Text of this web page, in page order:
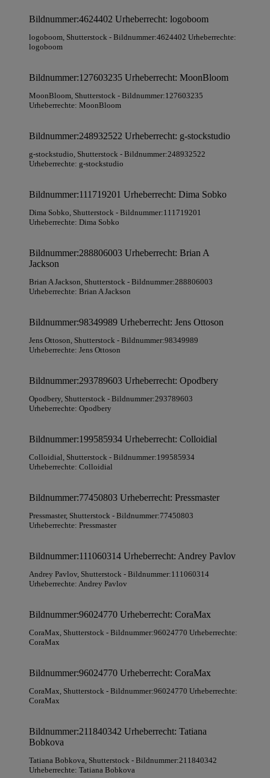
Bildnummer:4624402 Urheberrecht: logoboom
logoboom, Shutterstock - Bildnummer:4624402 Urheberrechte:
logoboom
Bildnummer:127603235 Urheberrecht: MoonBloom
MoonBloom, Shutterstock - Bildnummer:127603235
Urheberrechte: MoonBloom
Bildnummer:248932522 Urheberrecht: g-stockstudio
g-stockstudio, Shutterstock - Bildnummer:248932522
Urheberrechte: g-stockstudio
Bildnummer:111719201 Urheberrecht: Dima Sobko
Dima Sobko, Shutterstock - Bildnummer:111719201
Urheberrechte: Dima Sobko
Bildnummer:288806003 Urheberrecht: Brian A
Jackson
Brian A Jackson, Shutterstock - Bildnummer:288806003
Urheberrechte: Brian A Jackson
Bildnummer:98349989 Urheberrecht: Jens Ottoson
Jens Ottoson, Shutterstock - Bildnummer:98349989
Urheberrechte: Jens Ottoson
Bildnummer:293789603 Urheberrecht: Opodbery
Opodbery, Shutterstock - Bildnummer:293789603
Urheberrechte: Opodbery
Bildnummer:199585934 Urheberrecht: Colloidial
Colloidial, Shutterstock - Bildnummer:199585934
Urheberrechte: Colloidial
Bildnummer:77450803 Urheberrecht: Pressmaster
Pressmaster, Shutterstock - Bildnummer:77450803
Urheberrechte: Pressmaster
Bildnummer:111060314 Urheberrecht: Andrey Pavlov
Andrey Pavlov, Shutterstock - Bildnummer:111060314
Urheberrechte: Andrey Pavlov
Bildnummer:96024770 Urheberrecht: CoraMax
CoraMax, Shutterstock - Bildnummer:96024770 Urheberrechte:
CoraMax
Bildnummer:96024770 Urheberrecht: CoraMax
CoraMax, Shutterstock - Bildnummer:96024770 Urheberrechte:
CoraMax
Bildnummer:211840342 Urheberrecht: Tatiana
Bobkova
Tatiana Bobkova, Shutterstock - Bildnummer:211840342
Urheberrechte: Tatiana Bobkova